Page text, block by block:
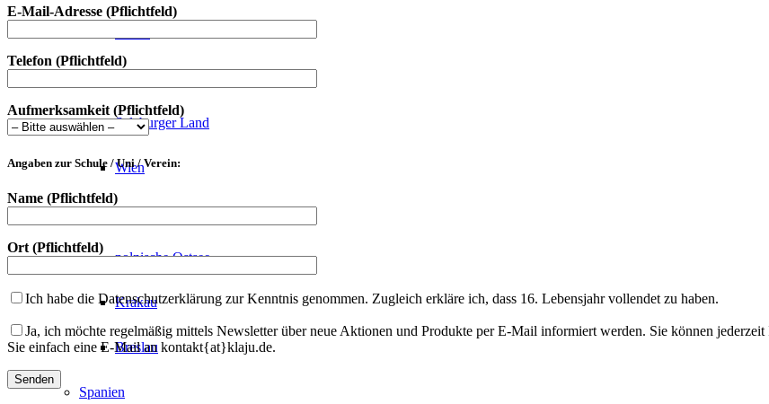
Salzburger Land
Wien
Polen
polnische Ostsee
Krakau
Breslau
Spanien
E-Mail-Adresse (Pflichtfeld)
Telefon (Pflichtfeld)
Aufmerksamkeit (Pflichtfeld)
Angaben zur Schule / Uni / Verein:
Name (Pflichtfeld)
Ort (Pflichtfeld)
Ich habe die Datenschutzerklärung zur Kenntnis genommen. Zugleich erkläre ich, dass 16. Lebensjahr vollendet zu haben.
Ja, ich möchte regelmäßig mittels Newsletter über neue Aktionen und Produkte per E-Mail informiert werden. Sie können
Sie einfach eine E-Mail an kontakt{at}klaju.de.